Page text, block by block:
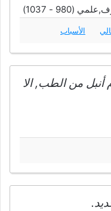
- 1037)
الأسباب
أنبل من الطب, الا